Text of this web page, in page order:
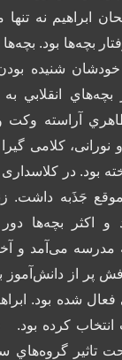
ابراهیم نه
بچه‌ها بود. بچه‌ها
شنیده
انقلابي
ظاهري آراسته
نورانی، کلامی
بود.در کلاسداری
جَذَبه داشت.
اکثر بچه‌ها
مدرسه می‌آمد و
پر از دانش‌آموز
شده بود.
کرده بود.
تاثير گروه‌هاي